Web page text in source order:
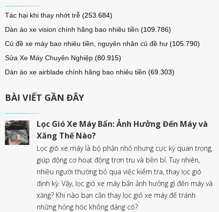
Tác hại khi thay nhớt trễ (253.684)
Dàn áo xe vision chính hãng bao nhiêu tiền (109.786)
Củ đề xe máy bao nhiêu tiền, nguyên nhân củ đề hư (105.790)
Sửa Xe Máy Chuyên Nghiệp (80.915)
Dàn áo xe airblade chính hãng bao nhiêu tiền (69.303)
BÀI VIẾT GẦN ĐÂY
Lọc Gió Xe Máy Bẩn: Ảnh Hưởng Đến Máy và
Xăng Thế Nào?
Lọc gió xe máy là bộ phận nhỏ nhưng cực kỳ quan trọng,
giúp động cơ hoạt động trơn tru và bền bỉ. Tuy nhiên,
nhiều người thường bỏ qua việc kiểm tra, thay lọc gió
định kỳ. Vậy, lọc gió xe máy bẩn ảnh hưởng gì đến máy và
xăng? Khi nào bạn cần thay lọc gió xe máy để tránh
những hỏng hóc không đáng có?